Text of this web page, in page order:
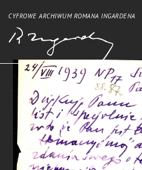
CYFROWE ARCHIWUM ROMANA INGARDENA